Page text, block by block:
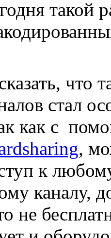
такой
что
стал
как с
,
к
каналу,
не